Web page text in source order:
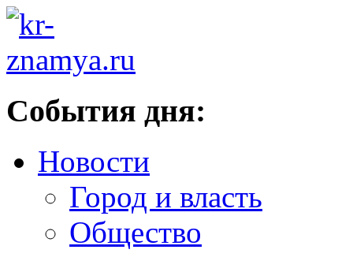
События дня:
Новости
Город и власть
Общество